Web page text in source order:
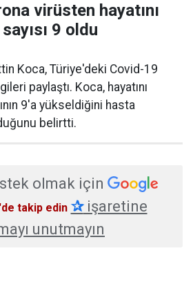
virüsten hayatını
9 oldu
Koca, Türiye'deki Covid-19
paylaştı. Koca, hayatını
9'a yükseldiğini hasta
belirtti.
olmak için
'de takip edin ✰işaretine
unutmayın